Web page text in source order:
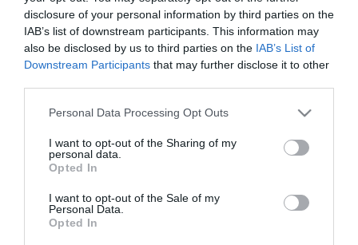
disclosure of your personal information by third parties on the
IAB’s list of downstream participants. This information may
also be disclosed by us to third parties on the IAB’s List of
Downstream Participants that may further disclose it to other
Please note that this website/app uses one or more Google
not limited to your visit or usage behaviour. You may click to
grant or deny consent to Google and its third-party tags to
use your data for below specified purposes in below Google
consent section.
Personal Data Processing Opt Outs
I want to opt-out of the Sharing of my
personal data.
Opted In
I want to opt-out of the Sale of my
Personal Data.
Opted In